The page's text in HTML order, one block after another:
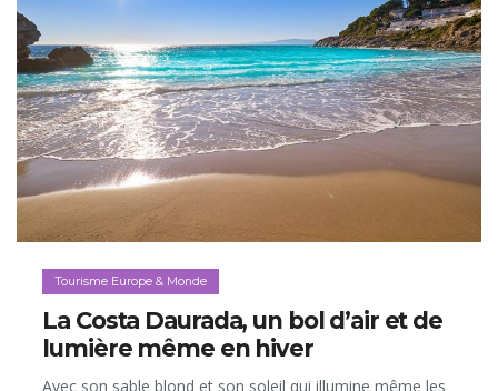
Tourisme Europe & Monde
La Costa Daurada, un bol d’air et de
lumière même en hiver
Avec son sable blond et son soleil qui illumine même les